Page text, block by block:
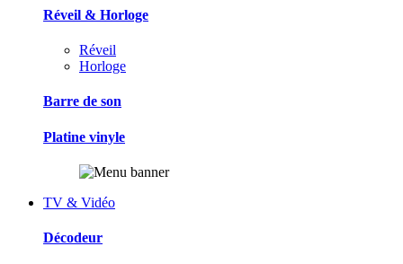
Réveil & Horloge
Réveil
Horloge
Barre de son
Platine vinyle
TV & Vidéo
Décodeur